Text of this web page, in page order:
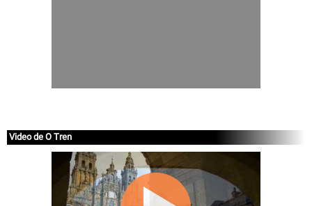
Video de O Tren